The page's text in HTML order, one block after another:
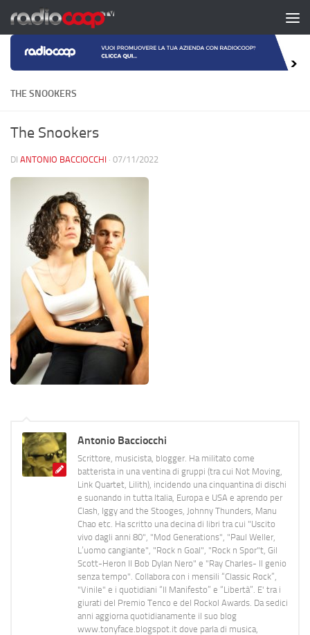
Salta al contenuto
THE SNOOKERS
The Snookers
DI ANTONIO BACCIOCCHI · 07/11/2022
Antonio Bacciocchi
Scrittore, musicista, blogger. Ha militato come
batterista in una ventina di gruppi (tra cui Not Moving,
Link Quartet, Lilith), incidendo una cinquantina di dischi
e suonando in tutta Italia, Europa e USA e aprendo per
Clash, Iggy and the Stooges, Johnny Thunders, Manu
Chao etc. Ha scritto una decina di libri tra cui "Uscito
vivo dagli anni 80", "Mod Generations", "Paul Weller,
L’uomo cangiante", "Rock n Goal", "Rock n Spor"t, Gil
Scott-Heron Il Bob Dylan Nero" e "Ray Charles- Il genio
senza tempo". Collabora con i mensili “Classic Rock”,
"Vinile" e i quotidiani “Il Manifesto” e “Libertà”. E' tra i
giurati del Premio Tenco e del Rockol Awards. Da sedici
anni aggiorna quotidianamente il suo blog
www.tonyface.blogspot.it dove parla di musica,